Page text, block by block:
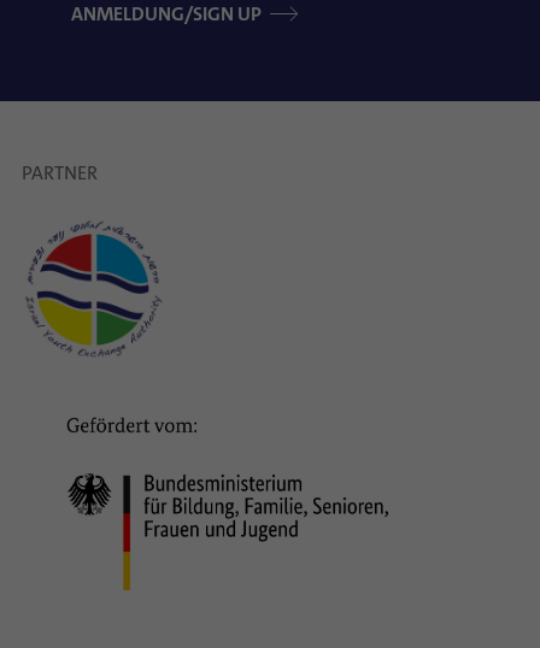
ANMELDUNG/SIGN UP
PARTNER